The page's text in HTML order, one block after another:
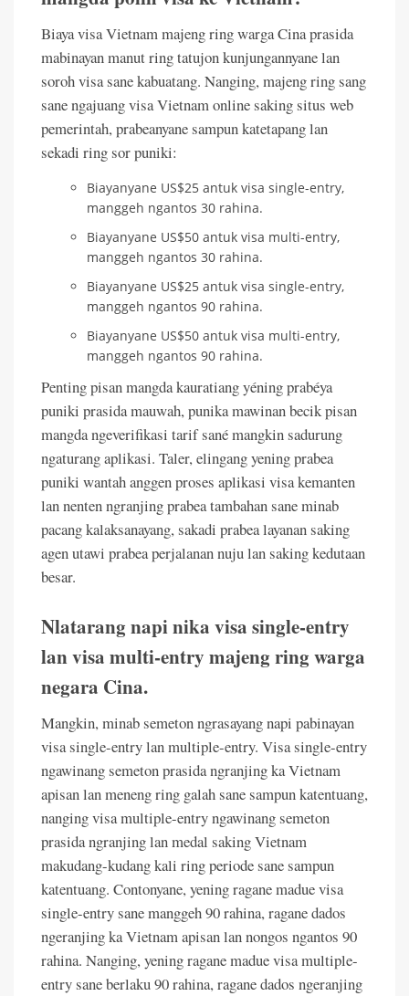
Biaya visa Vietnam majeng ring warga Cina prasida
mabinayan manut ring tatujon kunjungannyane lan
soroh visa sane kabuatang. Nanging, majeng ring sang
sane ngajuang visa Vietnam online saking situs web
pemerintah, prabeanyane sampun katetapang lan
sekadi ring sor puniki:
Biayanyane US$25 antuk visa single-entry,
manggeh ngantos 30 rahina.
Biayanyane US$50 antuk visa multi-entry,
manggeh ngantos 30 rahina.
Biayanyane US$25 antuk visa single-entry,
manggeh ngantos 90 rahina.
Biayanyane US$50 antuk visa multi-entry,
manggeh ngantos 90 rahina.
Penting pisan mangda kauratiang yéning prabéya
puniki prasida mauwah, punika mawinan becik pisan
mangda ngeverifikasi tarif sané mangkin sadurung
ngaturang aplikasi. Taler, elingang yening prabea
puniki wantah anggen proses aplikasi visa kemanten
lan nenten ngranjing prabea tambahan sane minab
pacang kalaksanayang, sakadi prabea layanan saking
agen utawi prabea perjalanan nuju lan saking kedutaan
besar.
Nlatarang napi nika visa single-entry
lan visa multi-entry majeng ring warga
negara Cina.
Mangkin, minab semeton ngrasayang napi pabinayan
visa single-entry lan multiple-entry. Visa single-entry
ngawinang semeton prasida ngranjing ka Vietnam
apisan lan meneng ring galah sane sampun katentuang,
nanging visa multiple-entry ngawinang semeton
prasida ngranjing lan medal saking Vietnam
makudang-kudang kali ring periode sane sampun
katentuang. Contonyane, yening ragane madue visa
single-entry sane manggeh 90 rahina, ragane dados
ngeranjing ka Vietnam apisan lan nongos ngantos 90
rahina. Nanging, yening ragane madue visa multiple-
entry sane berlaku 90 rahina, ragane dados ngeranjing